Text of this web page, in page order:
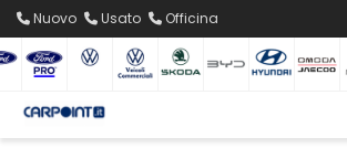
Nuovo Usato Officina